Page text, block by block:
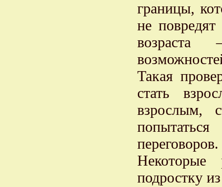
границы,
не
возраста
Такая
стать
взрослым,
переговоров.
Некоторые
подростку